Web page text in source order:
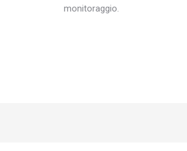
monitoraggio.